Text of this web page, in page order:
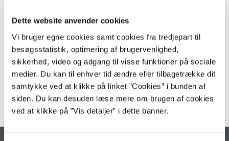
Dette website anvender cookies
Vi bruger egne cookies samt cookies fra tredjepart til
besøgsstatistik, optimering af brugervenlighed,
sikkerhed, video og adgang til visse funktioner på sociale
medier. Du kan til enhver tid ændre eller tilbagetrække dit
samtykke ved at klikke på linket ”Cookies” i bunden af
siden. Du kan desuden læse mere om brugen af cookies
ved at klikke på ”Vis detaljer” i dette banner.
fejlkonfiguration af et netværkskort på en server under etablering,
fejlkonfigurerede netværksporte og et nedlukningsscript, der blev
aktiveret ved en fejl.
Den fejlende server blev isoleret, de berørte netværksporte korrigeret,
og scriptet, der medførte den automatiserede nedlukning af
netværksforbindelser, er gennemgået og tilrettet på alle dele af
infrastrukturen. Derved sikres, at en fejlkonfiguration af en server eller
tilsvarende ikke vil kunne forårsage et tilsvarende forløb.